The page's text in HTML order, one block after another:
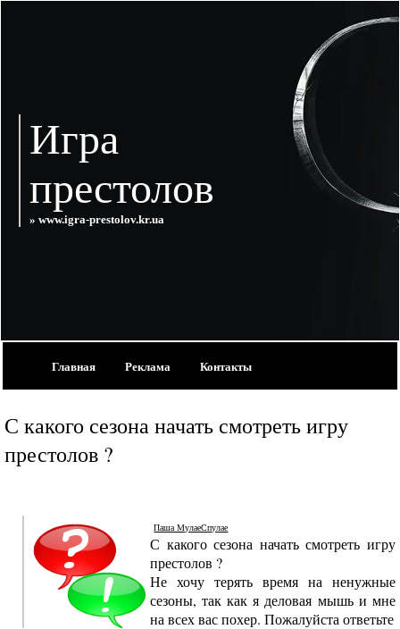
Игра
престолов
» www.igra-prestolov.kr.ua
Главная Реклама Контакты
С какого сезона начать смотреть игру
престолов ?
Паша МулаеСпулае
С какого сезона начать смотреть игру
престолов ?
Не хочу терять время на ненужные
сезоны, так как я деловая мышь и мне
на всех вас похер. Пожалуйста ответьте